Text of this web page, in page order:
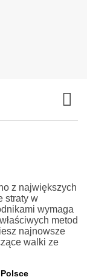
z największych
straty w
wymaga
metod
najnowsze
walki ze